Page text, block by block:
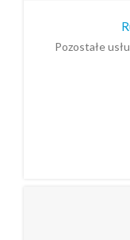
Pozostałe